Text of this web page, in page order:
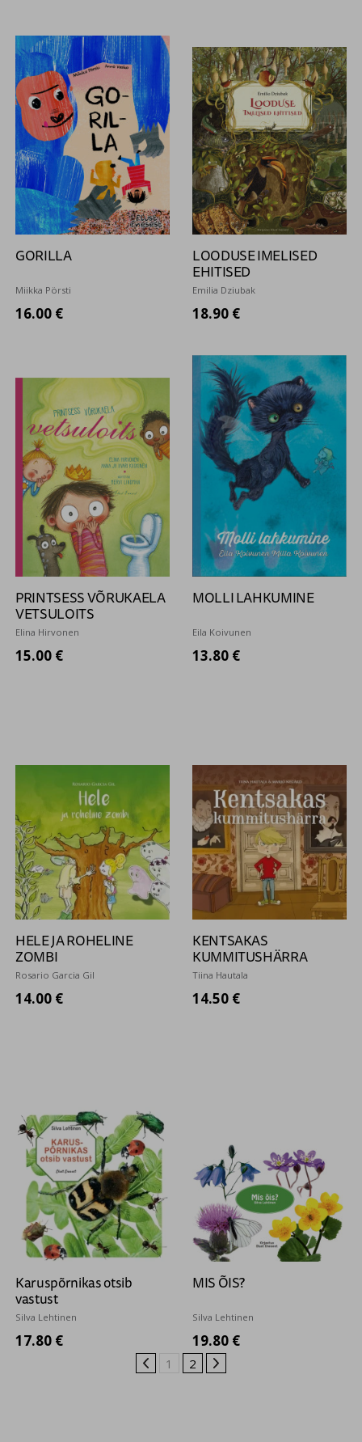
GORILLA
Miikka Pörsti
16.00 €
LOODUSE IMELISED
EHITISED
Emilia Dziubak
18.90 €
PRINTSESS VÕRUKAELA
VETSULOITS
Elina Hirvonen
15.00 €
MOLLI LAHKUMINE
Eila Koivunen
13.80 €
HELE JA ROHELINE
ZOMBI
Rosario Garcia Gil
14.00 €
KENTSAKAS
KUMMITUSHÄRRA
Tiina Hautala
14.50 €
Karuspõrnikas otsib
vastust
Silva Lehtinen
17.80 €
MIS ÕIS?
Silva Lehtinen
19.80 €
1 2